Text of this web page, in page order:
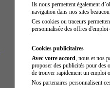
Ils nous permettent également
navigation dans nos sites
Ces cookies ou traceurs
personnalisée des offres d'emploi
Cookies publicitaires
Avec votre accord , nous et nos
proposer des publicités pour des
de trouver rapidement un emploi
Nos partenaires personnalisent